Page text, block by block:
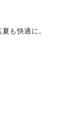
も快適に。